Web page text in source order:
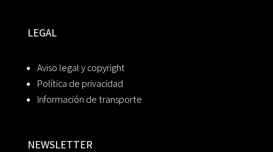
LEGAL
Aviso legal y copyright
Política de privacidad
Información de transporte
NEWSLETTER